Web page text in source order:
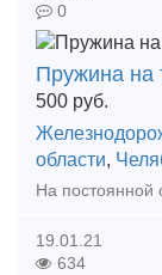
0
Пружина на
500 руб.
области,
19.01.21
634